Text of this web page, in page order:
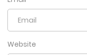
Website